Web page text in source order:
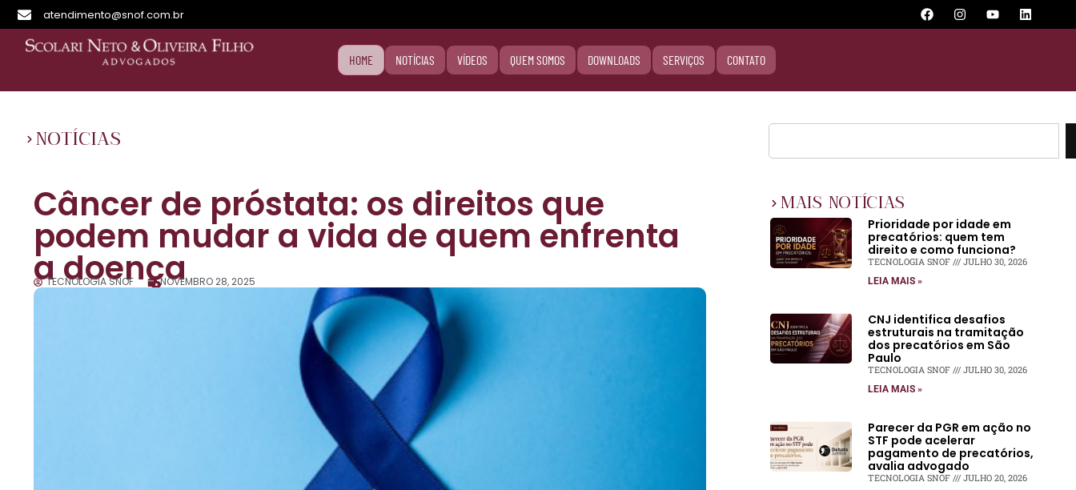
atendimento@snof.com.br
HOME NOTÍCIAS VÍDEOS QUEM SOMOS DOWNLOADS SERVIÇOS CONTATO
NOTÍCIAS
Câncer de próstata: os direitos que
podem mudar a vida de quem enfrenta
a doença
TECNOLOGIA SNOF NOVEMBRO 28, 2025
MAIS NOTÍCIAS
Prioridade por idade em
precatórios: quem tem
direito e como funciona?
TECNOLOGIA SNOF JULHO 30, 2026
LEIA MAIS »
CNJ identifica desafios
estruturais na tramitação
dos precatórios em São
Paulo
TECNOLOGIA SNOF JULHO 30, 2026
LEIA MAIS »
Parecer da PGR em ação no
STF pode acelerar
pagamento de precatórios,
avalia advogado
TECNOLOGIA SNOF JULHO 20, 2026